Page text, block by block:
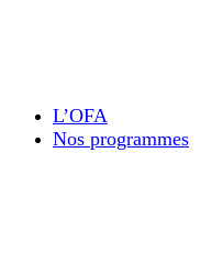
L’OFA
Nos programmes